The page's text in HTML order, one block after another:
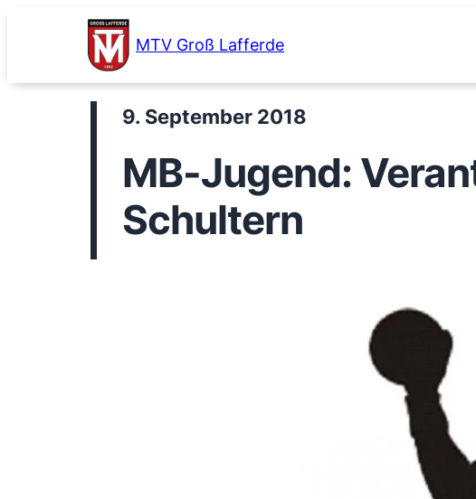
MTV Groß Lafferde
9. September 2018
MB-Jugend:
Schultern